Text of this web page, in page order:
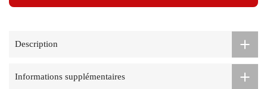
Description
Informations supplémentaires